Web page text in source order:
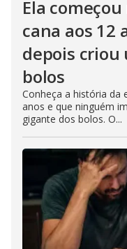
Ela
cana aos 12
depois criou
bolos
Conheça a história da
anos e que ninguém
gigante dos bolos. O...